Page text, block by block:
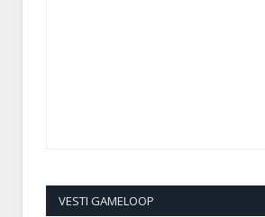
VESTI GAMELOOP